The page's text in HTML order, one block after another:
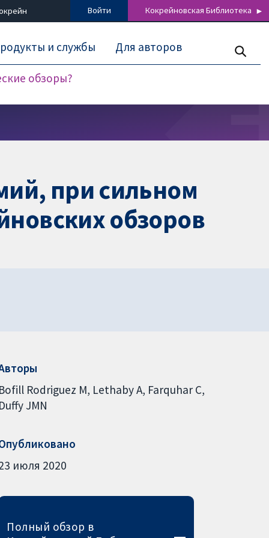
Войти Кокрейновская Библиотека
обзоры?
и службы Для авторов
при сильном
обзоров
Bofill Rodriguez M Lethaby A Farquhar C
Duffy JMN
июля 2020
Полный обзор в